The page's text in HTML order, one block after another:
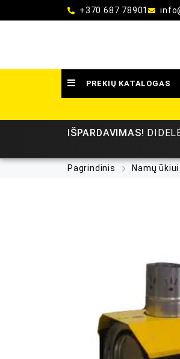
+370 687 78901
PREKIŲ KATALOGAS
IŠPARDAVIMAS!
Pagrindinis Namų ūkiui